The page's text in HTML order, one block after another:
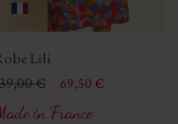
Lili
de base
€ 69,50 €
in France